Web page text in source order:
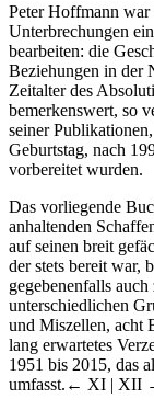
Peter Hoffmann war
Unterbrechungen
bearbeiten: die
Beziehungen in der
Zeitalter des
bemerkenswert, so
seiner
Geburtstag, nach
vorbereitet wurden.
Das vorliegende
anhaltenden
auf seinen breit
der stets bereit war,
gegebenenfalls
unterschiedlichen
und Miszellen, acht
lang erwartetes
1951 bis 2015, das
umfasst. ← XI | XII